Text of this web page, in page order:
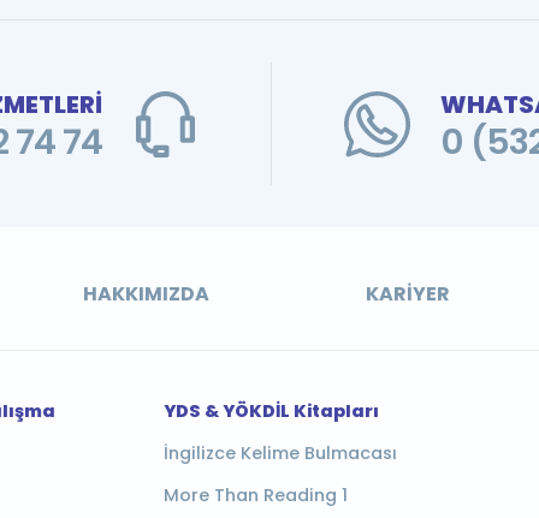
74 0
HAKKIMIZDA KARIYER
YDS & YÖKDİL Kitapları
İngilizce Kelime Bulmacası
More Than Reading 1